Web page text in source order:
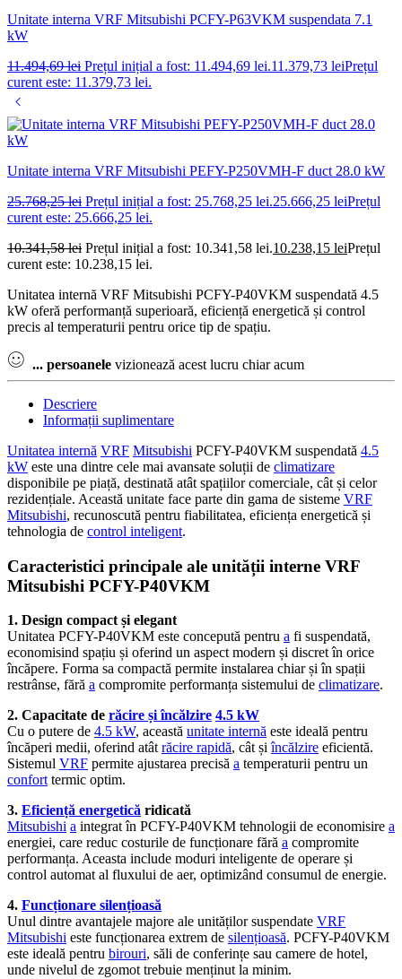
Unitate interna VRF Mitsubishi PCFY-P63VKM suspendata 7.1
kW
11.494,69lei Prețul inițial a fost: 11.494,69 lei.11.379,73 leiPrețul
curent este: 11.379,73 lei.
Unitate interna VRF Mitsubishi PEFY-P250VMH-F duct 28.0 kW
25.768,25lei Prețul inițial a fost: 25.768,25 lei.25.666,25 leiPrețul
curent este: 25.666,25 lei.
10.341,58lei Prețul inițial a fost: 10.341,58 lei.10.238,15 leiPrețul
curent este: 10.238,15 lei.
Unitatea internă VRF Mitsubishi PCFY-P40VKM suspendată 4.5
kW oferă performanță superioară, eficiență energetică și control
precis al temperaturii pentru orice tip de spațiu.
... persoanele vizionează acest lucru chiar acum
Descriere
Informații suplimentare
Unitatea internă VRF Mitsubishi PCFY-P40VKM suspendată 4.5
kW este una dintre cele mai avansate soluții de climatizare
disponibile pe piață, destinată atât spațiilor comerciale, cât și celor
rezidențiale. Această unitate face parte din gama de sisteme VRF
Mitsubishi, recunoscută pentru fiabilitatea, eficiența energetică și
tehnologia de control inteligent.
Caracteristici principale ale unității interne VRF
Mitsubishi PCFY-P40VKM
1. Design compact și elegant
Unitatea PCFY-P40VKM este concepută pentru a fi suspendată,
economisind spațiu și oferind un aspect modern și discret în orice
încăpere. Forma sa compactă permite instalarea chiar și în spații
restrânse, fără a compromite performanța sistemului de climatizare.
2. Capacitate de răcire și încălzire 4.5 kW
Cu o putere de 4.5 kW, această unitate internă este ideală pentru
încăperi medii, oferind atât răcire rapidă, cât șiîncălzire eficientă.
Sistemul VRF permite ajustarea precisă a temperaturii pentru un
confort termic optim.
3. Eficiență energetică ridicată
Mitsubishi a integrat în PCFY-P40VKM tehnologii de economisire a
energiei, care reduc costurile de funcționare fără a compromite
performanța. Aceasta include moduri inteligente de operare și
control automat al fluxului de aer, optimizând consumul de energie.
4. Funcționare silențioasă
Unul dintre avantajele majore ale unităților suspendate VRF
Mitsubishi este funcționarea extrem de silențioasă. PCFY-P40VKM
este ideală pentru birouri, săli de conferințe sau camere de hotel,
unde nivelul de zgomot trebuie menținut la minim.